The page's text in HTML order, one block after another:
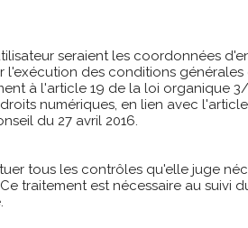
seraient les coordonnées
l'exécution des conditions
à l'article 19 de la loi organique
numériques, en lien avec
du 27 avril 2016.
tous les contrôles qu'elle juge
traitement est nécessaire au suivi